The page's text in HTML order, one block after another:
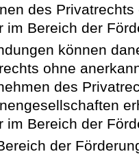
des
im Bereich der
können
ohne
des
im Bereich der
der